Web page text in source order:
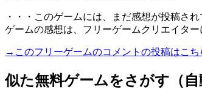
・・・このゲームには、まだ感想が投稿さ
ゲームの感想は、フリーゲームクリエイタ
→このフリーゲームのコメントの投稿はこち
似た無料ゲームをさがす（自